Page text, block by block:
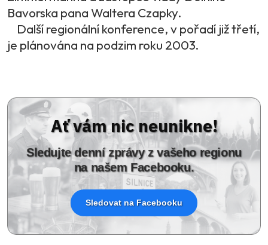
Bavorska pana Waltera Czapky.
Další regionální konference, v pořadí již třetí,
je plánována na podzim roku 2003.
Ať vám nic neunikne!
Sledujte denní zprávy z vašeho regionu
na našem Facebooku.
Sledovat na Facebooku